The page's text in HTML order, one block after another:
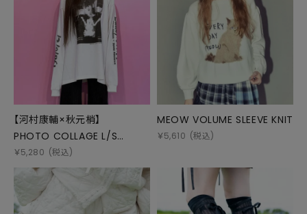
【河村康輔×秋元梢】
PHOTO COLLAGE L/S
TEE(MONO)
￥5,280 (税込)
MEOW VOLUME SLEEVE KNIT
￥5,610 (税込)